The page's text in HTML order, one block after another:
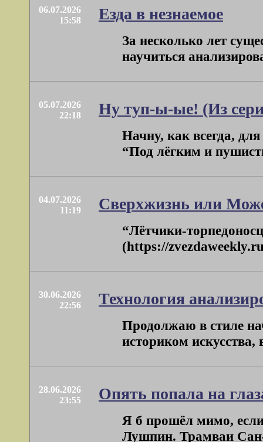
06.07.2026
15:58
Езда в незнаемое
За несколько лет
научиться
05.07.2026
22:18
Ну туп-ы-ые! (Из
Начну, как всегда,
“Под лёгким и
04.07.2026
11:19
Сверхжизнь или
“Лётчики-
(https://
30.06.2026
22:56
Технология
Продолжаю в стиле
историком
28.06.2026
23:55
Опять попала на
Я б прошёл мимо, если
Лушпин. Трамваи